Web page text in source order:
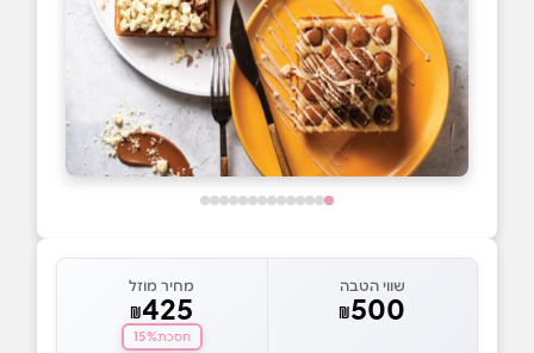
שווי הטבה
₪500
מחיר מוזל
₪425
חסכת15%